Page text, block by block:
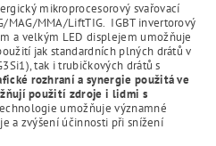
mikroprocesorový svařovací
MAG/MMA/LiftTIG. IGBT invertorový
a velkým LED displejem umožňuje
jak standardních plných drátů v
tak i trubičkových drátů s
rozhraní a synergie použitá ve
použití zdroje i lidmi s
umožňuje významné
a zvýšení účinnosti při snížení